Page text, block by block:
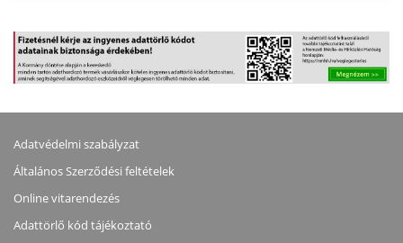
Adatvédelmi szabályzat
Általános Szerződési feltételek
Online vitarendezés
Adattörlő kód tájékoztató